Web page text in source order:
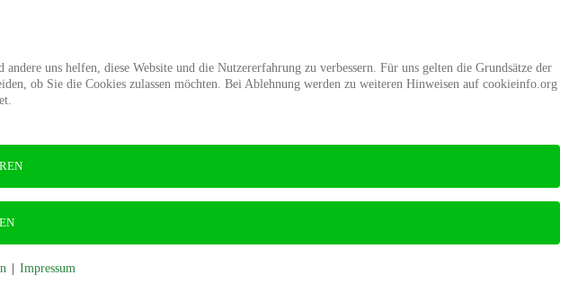
uns helfen, diese Website und die Nutzererfahrung zu verbessern. Für uns gelten die Grundsätze der
ob Sie die Cookies zulassen möchten. Bei Ablehnung werden zu weiteren Hinweisen auf cookieinfo.org
Impressum